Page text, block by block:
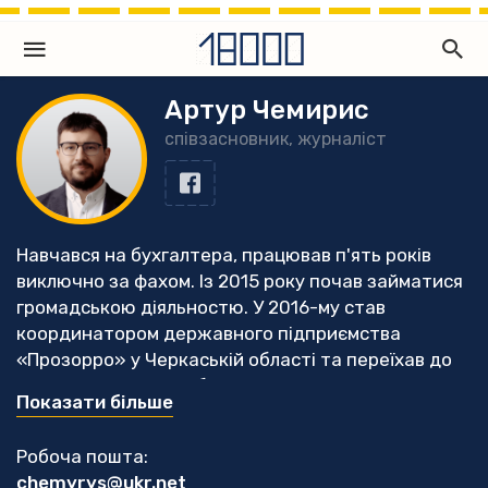
Артур Чемирис
співзасновник, журналіст
Навчався на бухгалтера, працював п'ять років
виключно за фахом. Із 2015 року почав займатися
громадською діяльностю. У 2016-му став
координатором державного підприємства
«Прозорро» у Черкаській області та переїхав до
Черкас. З того часу більше часу почав приділяти
саме моніторингу публічних закупівель, з часом
разом з колегами став співзасновником
Показати більше
Робоча пошта:
chemyrys@ukr.net